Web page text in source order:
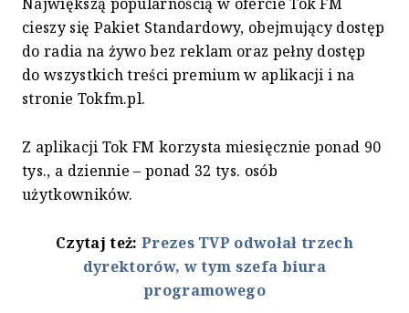
cieszy się Pakiet Standardowy, obejmujący dostęp
do radia na żywo bez reklam oraz pełny dostęp
do wszystkich treści premium w aplikacji i na
stronie Tokfm.pl.
Z aplikacji Tok FM korzysta miesięcznie ponad 90
tys., a dziennie – ponad 32 tys. osób
użytkowników.
Czytaj też: Prezes TVP odwołał trzech
dyrektorów, w tym szefa biura
programowego